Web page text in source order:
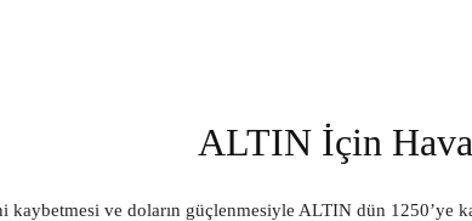
ALTIN İçin
ve doların güçlenmesiyle ALTIN dün 1250’ye